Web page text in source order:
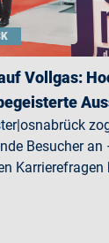
Vollgas:
Besucher an